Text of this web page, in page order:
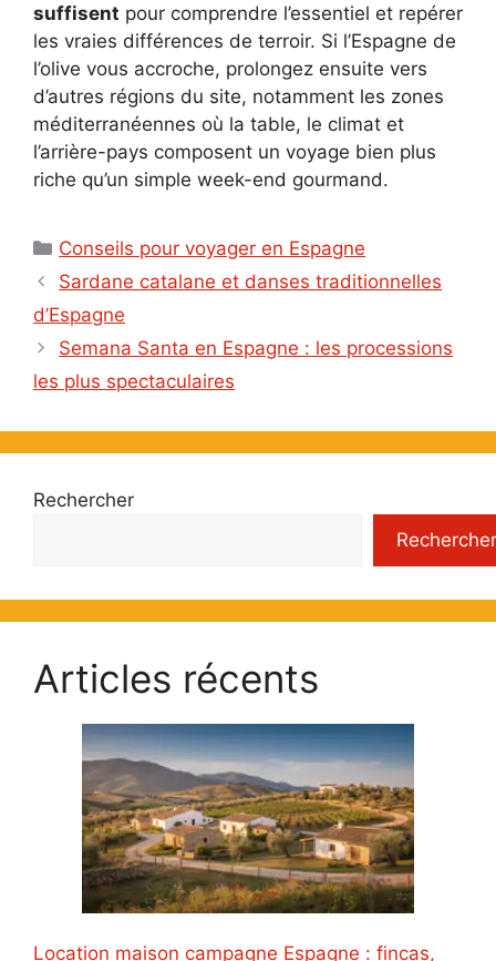
suffisent pour comprendre l’essentiel et repérer
les vraies différences de terroir. Si l’Espagne de
l’olive vous accroche, prolongez ensuite vers
d’autres régions du site, notamment les zones
méditerranéennes où la table, le climat et
l’arrière-pays composent un voyage bien plus
riche qu’un simple week-end gourmand.
Catégories
Conseils pour voyager en Espagne
Sardane catalane et danses traditionnelles
d’Espagne
Semana Santa en Espagne : les processions
les plus spectaculaires
Rechercher
Rechercher
Articles récents
Location maison campagne Espagne : fincas,